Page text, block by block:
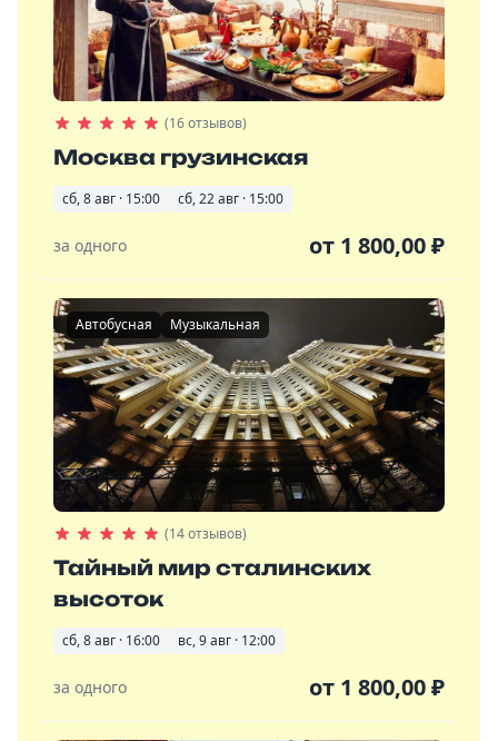
(16 отзывов)
Москва грузинская
сб, 8 авг · 15:00 сб, 22 авг · 15:00
за одного от 1 800,00₽
Автобусная Музыкальная
(14 отзывов)
Тайный мир сталинских
высоток
сб, 8 авг · 16:00 вс, 9 авг · 12:00
за одного от 1 800,00₽